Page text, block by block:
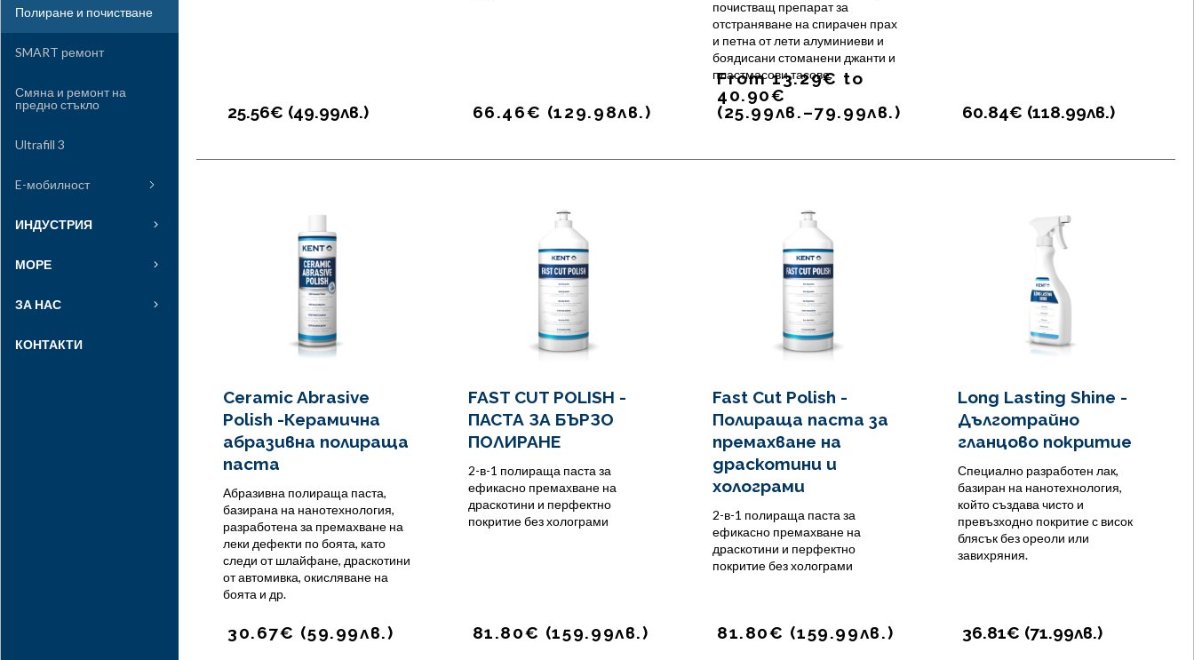
Полиране и почистване
SMART ремонт
Смяна и ремонт на
предно стъкло
Ultrafill 3
E-мобилност
ИНДУСТРИЯ
МОРЕ
ЗА НАС
КОНТАКТИ
25.56€ (49.99лв.) 66.46€ (129.98лв.)
почистващ препарат за
отстраняване на спирачен прах
и петна от лети алуминиеви и
боядисани стоманени джанти и
пластмасови тасове.
From13.29€ to
40.90€
(25.99лв.–79.99лв.) 60.84€ (118.99лв.)
Ceramic Abrasive
Polish -Керамична
абразивна полираща
паста
Абразивна полираща паста,
базирана на нанотехнология,
разработена за премахване на
леки дефекти по боята, като
следи от шлайфане, драскотини
от автомивка, окисляване на
боята и др.
30.67€ (59.99лв.)
FAST CUT POLISH -
ПАСТА ЗА БЪРЗО
ПОЛИРАНЕ
2-в-1 полираща паста за
ефикасно премахване на
драскотини и перфектно
покритие без холограми
81.80€ (159.99лв.)
Fast Cut Polish -
Полираща паста за
премахване на
драскотини и
холограми
2-в-1 полираща паста за
ефикасно премахване на
драскотини и перфектно
покритие без холограми
81.80€ (159.99лв.)
Long Lasting Shine -
Дълготрайно
гланцово покритие
Специално разработен лак,
базиран на нанотехнология,
който създава чисто и
превъзходно покритие с висок
блясък без ореоли или
завихряния.
36.81€ (71.99лв.)